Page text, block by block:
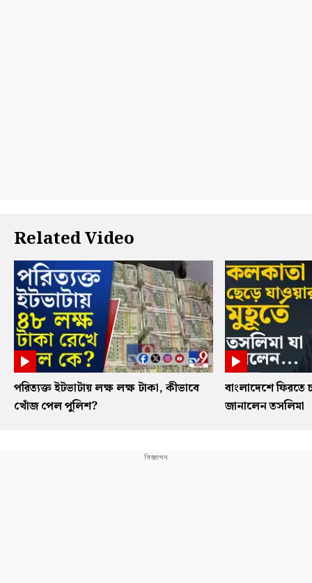
Related Video
পরিত্যক্ত ইটভাটায় লক্ষ লক্ষ টাকা, কীভাবে
খোঁজ পেল পুলিশ?
বাংলাদেশে ফিরতে
জানালেন তসলিমা